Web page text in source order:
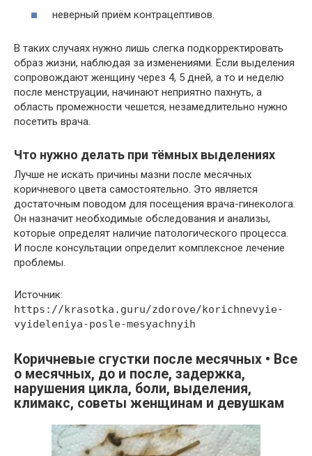
неверный приём контрацептивов.
В таких случаях нужно лишь слегка подкорректировать
образ жизни, наблюдая за изменениями. Если выделения
сопровождают женщину через 4, 5 дней, а то и неделю
после менструации, начинают неприятно пахнуть, а
область промежности чешется, незамедлительно нужно
посетить врача.
Что нужно делать при тёмных выделениях
Лучше не искать причины мазни после месячных
коричневого цвета самостоятельно. Это является
достаточным поводом для посещения врача-гинеколога.
Он назначит необходимые обследования и анализы,
которые определят наличие патологического процесса.
И после консультации определит комплексное лечение
проблемы.
Источник:
https://krasotka.guru/zdorove/korichnevyie-
vyideleniya-posle-mesyachnyih
Коричневые сгустки после месячных • Все
о месячных, до и после, задержка,
нарушения цикла, боли, выделения,
климакс, советы женщинам и девушкам